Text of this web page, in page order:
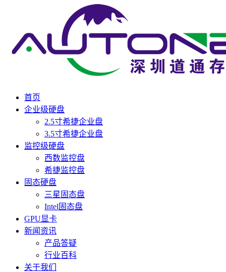
首页
企业级硬盘
2.5寸希捷企业盘
3.5寸希捷企业盘
监控级硬盘
西数监控盘
希捷监控盘
固态硬盘
三星固态盘
Intel固态盘
GPU显卡
新闻资讯
产品答疑
行业百科
关于我们